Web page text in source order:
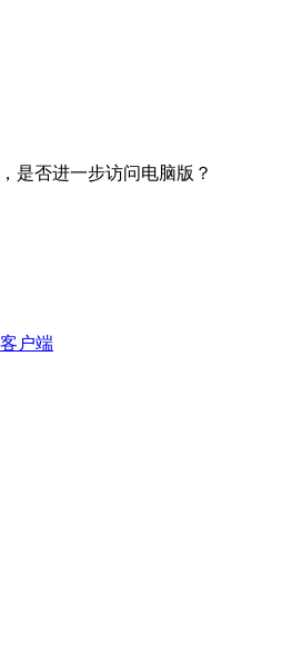
是否进一步访问电脑版？
客户端